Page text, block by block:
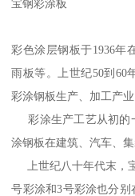
宝钢彩涂板
彩色涂层钢板于1936年
雨板等。上世纪50到60
彩涂钢板生产、加工产
彩涂生产工艺从初的
涂钢板在建筑、汽车、
上世纪八十年代末，
号彩涂和3号彩涂也分别